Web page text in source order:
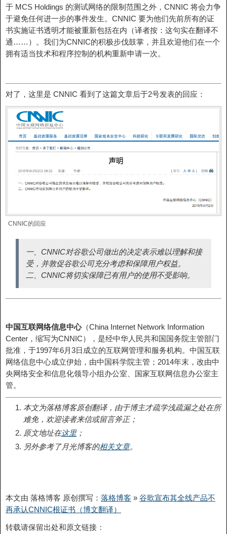
于 MCS Holdings 的测试网络的限制范围之外，CNNIC 将会力争
于避免任何进一步的事件发生。CNNIC 要为他们先前所有的证
书实施证书透明才能被重新包括在内（译者按：这句实在翻译不
通……）。我们为CNNIC的积极步伐鼓掌，并且欢迎他们在一个
拥有适当技术和程序控制的机构重新申请一次。
对了，这里是 CNNIC 看到了这篇文章后于2号发表的回应：
CNNIC的回应
一、CNNIC对谷歌公司做出的决定表示难以理解和接
受，并敦促谷歌公司充分考虑和保障用户权益。
二、CNNIC将切实保障已有用户的使用不受影响。
中国互联网络信息中心（China Internet Network Information
Center，缩写为CNNIC），是经中华人民共和国国务院主管部门
批准，于1997年6月3日成立的互联网管理和服务机构。中国互联
网络信息中心成立伊始，由中国科学院主管；2014年末，改由中
央网络安全和信息化领导小组办公室、国家互联网信息办公室主
管。
本文为落格博客原创翻译，由于博主才疏学浅疏漏之处在所
难免，欢迎读者来信或留言斧正；
原文地址在这里；
另外参考了月光博客的相关文章。
本文由 落格博客 原创撰写： 落格博客 » 谷歌宣布其全线产品不
再承认CNNIC根证书（博文翻译）
转载请保留出处和原文链接：